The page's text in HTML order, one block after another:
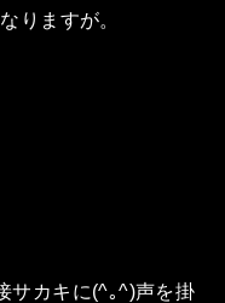
りますが。
サカキに(^｡^)声を掛